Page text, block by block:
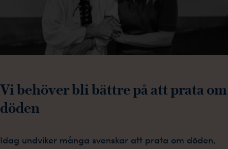
Vi behöver bli bättre på att prata om
döden
Idag undviker många svenskar att prata om döden,